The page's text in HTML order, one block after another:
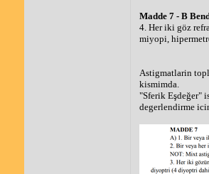
Madde 7 - B
4. Her iki göz
miyopi,
Astigmatlarin
kismimda.
"Sferik Eşdeğer"
degerlendirme